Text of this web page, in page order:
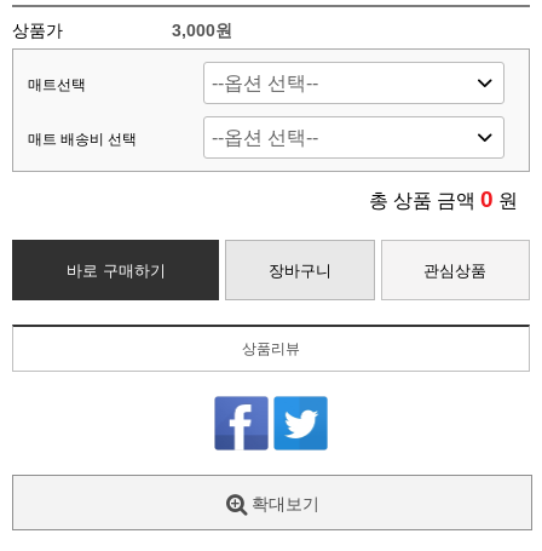
상품가 3,000원
매트선택
매트 배송비 선택
총 상품 금액 0 원
바로 구매하기 장바구니 관심상품
상품리뷰
확대보기